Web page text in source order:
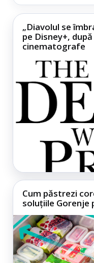
„Diavolul se
pe Disney+,
cinematografe
Cum păstrezi
soluțiile